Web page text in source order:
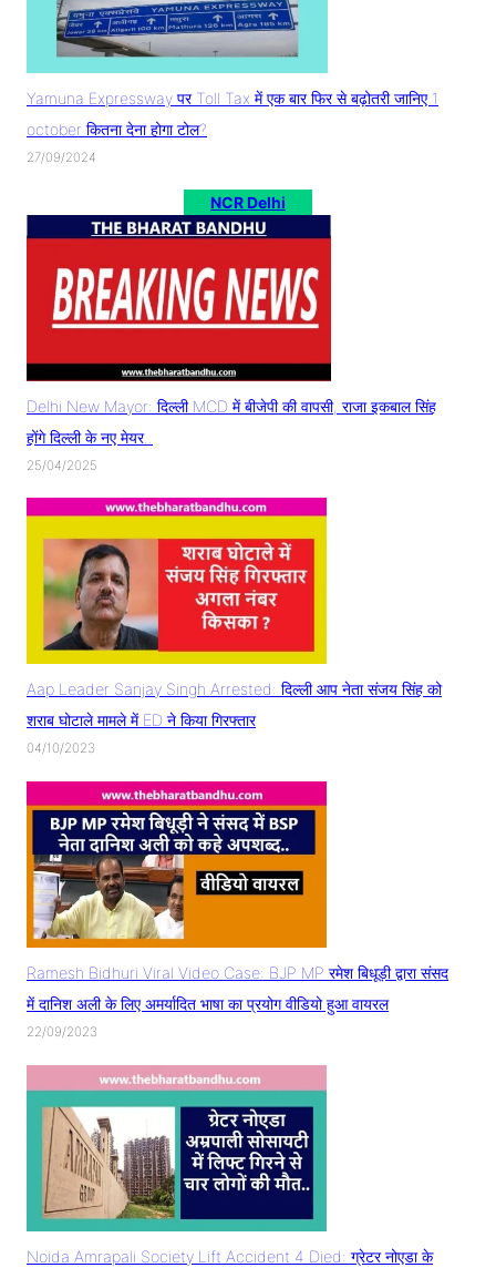
Yamuna Expressway पर Toll Tax में एक बार फिर से बढ़ोतरी जानिए 1
october कितना देना होगा टोल?
27/09/2024
NCR Delhi
Delhi New Mayor: दिल्ली MCD में बीजेपी की वापसी, राजा इकबाल सिंह
होंगे दिल्ली के नए मेयर..
25/04/2025
Aap Leader Sanjay Singh Arrested: दिल्ली आप नेता संजय सिंह को
शराब घोटाले मामले में ED ने किया गिरफ्तार
04/10/2023
Ramesh Bidhuri Viral Video Case: BJP MP रमेश बिधूड़ी द्वारा संसद
में दानिश अली के लिए अमर्यादित भाषा का प्रयोग वीडियो हुआ वायरल
22/09/2023
Noida Amrapali Society Lift Accident 4 Died: ग्रेटर नोएडा के